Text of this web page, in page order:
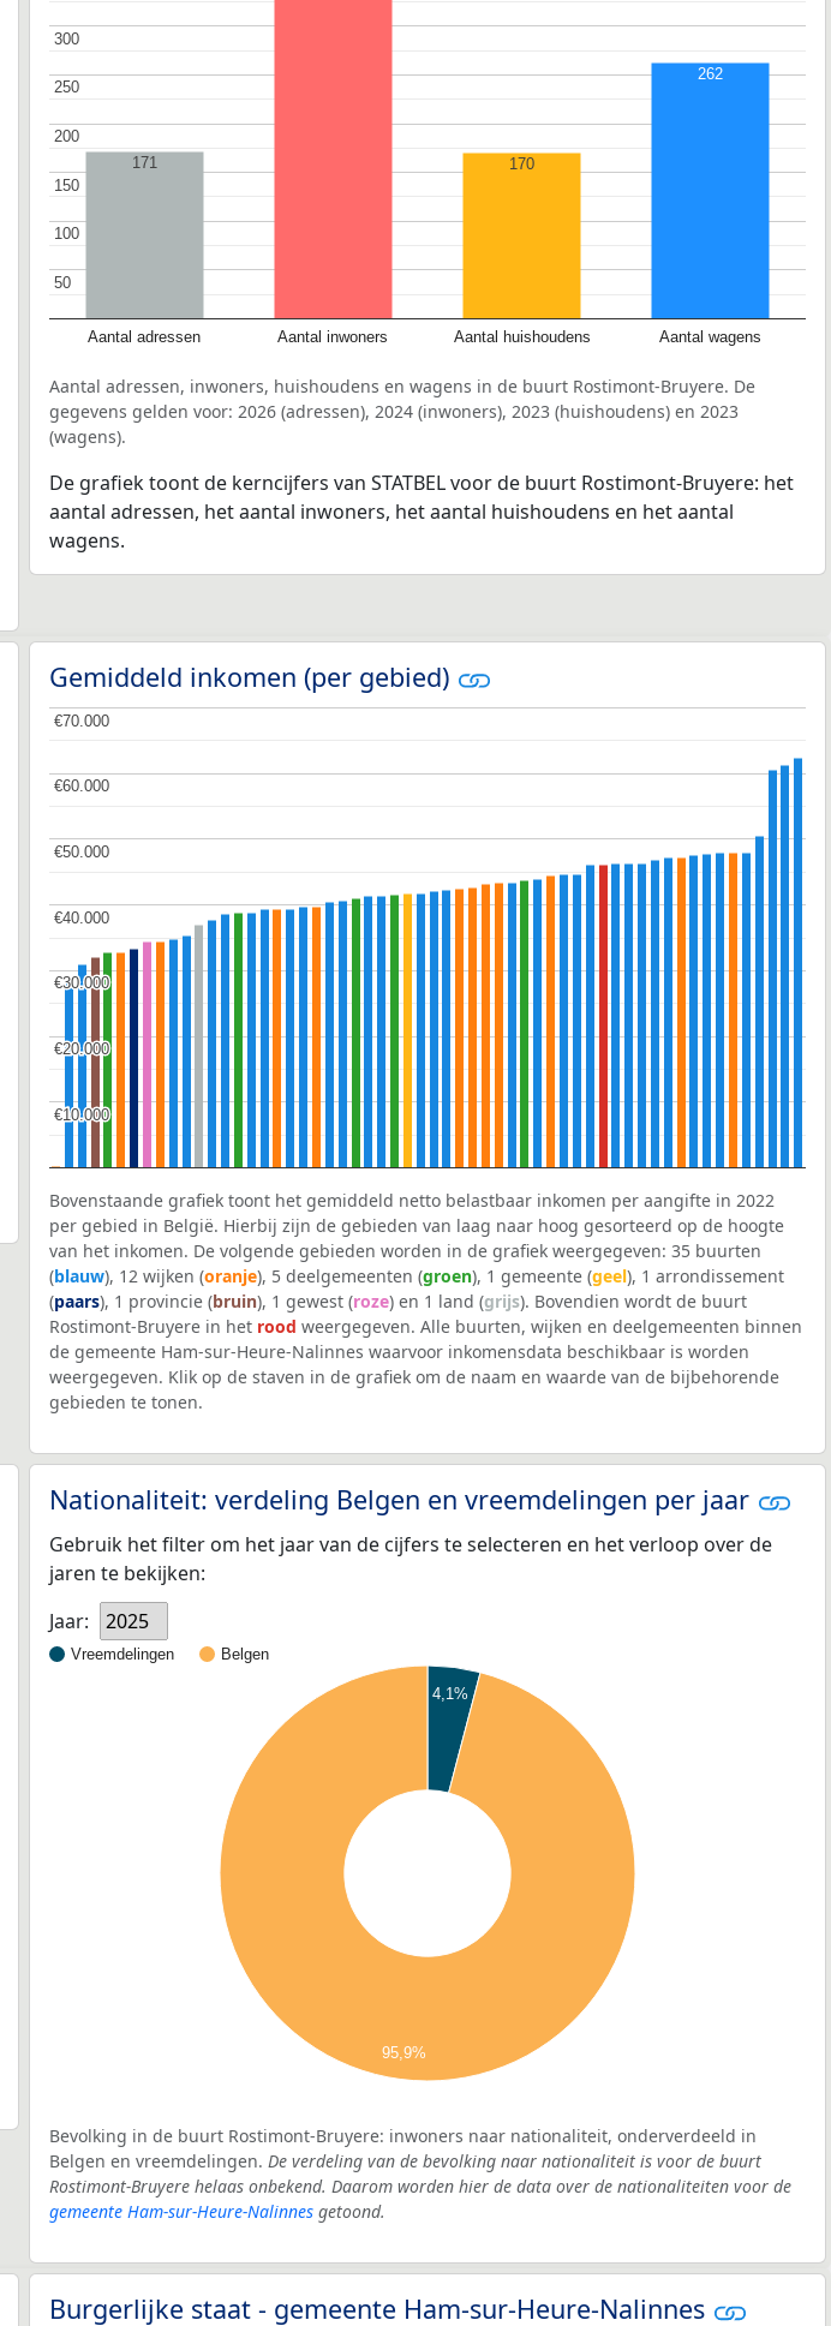
Aantal adressen Aantal inwoners Aantal huishoudens Aantal wagens
50
50
100
100
150
150
200
200
250
250
300
300
171 170
262
Aantal adressen, inwoners, huishoudens en wagens in de buurt Rostimont-Bruyere. De
gegevens gelden voor: 2026 (adressen), 2024 (inwoners), 2023 (huishoudens) en 2023
(wagens).
De grafiek toont de kerncijfers van STATBEL voor de buurt Rostimont-Bruyere: het
aantal adressen, het aantal inwoners, het aantal huishoudens en het aantal
wagens.
Gemiddeld inkomen (per gebied)
€10.000
€10.000
€20.000
€20.000
€30.000
€30.000
€40.000
€40.000
€50.000
€50.000
€60.000
€60.000
€70.000
€70.000
Bovenstaande grafiek toont het gemiddeld netto belastbaar inkomen per aangifte in 2022
per gebied in België. Hierbij zijn de gebieden van laag naar hoog gesorteerd op de hoogte
van het inkomen. De volgende gebieden worden in de grafiek weergegeven: 35 buurten
(blauw), 12 wijken (oranje), 5 deelgemeenten (groen), 1 gemeente (geel), 1 arrondissement
(paars), 1 provincie (bruin), 1 gewest (roze) en 1 land (grijs). Bovendien wordt de buurt
Rostimont-Bruyere in het rood weergegeven. Alle buurten, wijken en deelgemeenten binnen
de gemeente Ham-sur-Heure-Nalinnes waarvoor inkomensdata beschikbaar is worden
weergegeven. Klik op de staven in de grafiek om de naam en waarde van de bijbehorende
gebieden te tonen.
Nationaliteit: verdeling Belgen en vreemdelingen per jaar
Gebruik het filter om het jaar van de cijfers te selecteren en het verloop over de
jaren te bekijken:
Jaar:
2025
Vreemdelingen Belgen
4,1%
95,9%
Bevolking in de buurt Rostimont-Bruyere: inwoners naar nationaliteit, onderverdeeld in
Belgen en vreemdelingen. De verdeling van de bevolking naar nationaliteit is voor de buurt
Rostimont-Bruyere helaas onbekend. Daarom worden hier de data over de nationaliteiten voor de
gemeente Ham-sur-Heure-Nalinnes getoond.
Burgerlijke staat - gemeente Ham-sur-Heure-Nalinnes